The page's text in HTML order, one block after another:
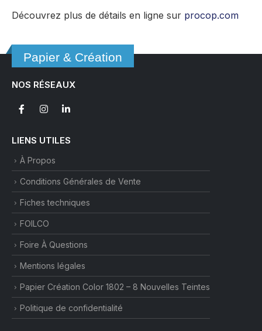
Découvrez plus de détails en ligne sur procop.com
Papier & Création
NOS RÉSEAUX
LIENS UTILES
À Propos
Conditions Générales de Vente
Fiches techniques
FOILCO
Foire À Questions
Mentions légales
Papier Création Color 1802 – 8 Nouvelles Teintes
Politique de confidentialité